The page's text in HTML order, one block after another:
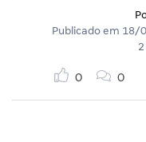
Publicado em 18/
0 0